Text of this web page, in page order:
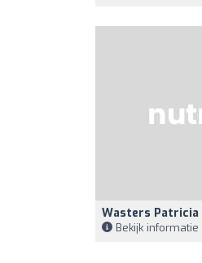
Wasters Patricia
Bekijk